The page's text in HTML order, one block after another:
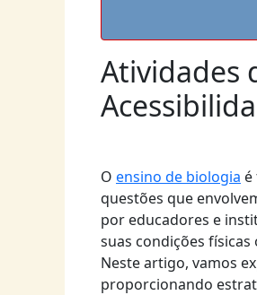
Atividades
O ensino de biologia
questões que
por educadores e
suas condições
Neste artigo, vamos
proporcionando